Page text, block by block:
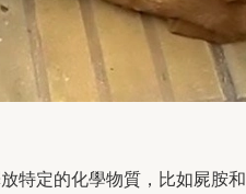
特定的化學物質，比如屍胺